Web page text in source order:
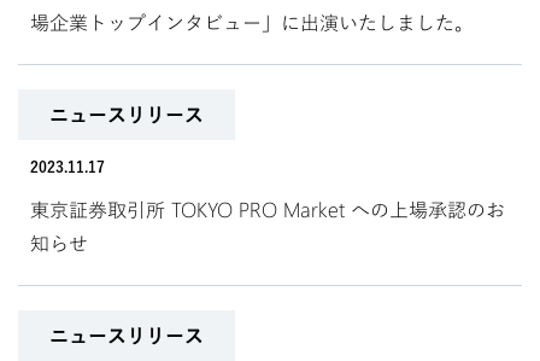
場企業トップインタビュー」に出演いたしました。
ニュースリリース
2023.11.17
東京証券取引所 TOKYO PRO Market への上場承認のお
知らせ
ニュースリリース